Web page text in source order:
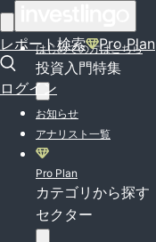
レポート検索 Pro Plan
ログイン
はじめての方はこちら
投資入門特集
お知らせ
アナリスト一覧
Pro Plan
カテゴリから探す
セクター